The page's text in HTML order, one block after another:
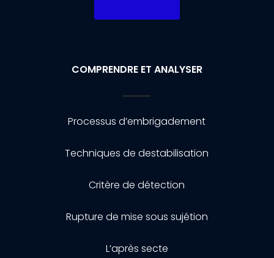
COMPRENDRE ET ANALYSER
Processus d’embrigadement
Techniques de destabilisation
Critère de détection
Rupture de mise sous sujétion
L’après secte